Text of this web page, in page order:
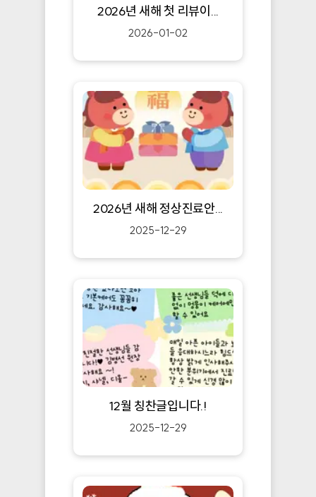
2026년 새해 첫 리뷰이...
2026-01-02
2026년 새해 정상진료안...
2025-12-29
12월 칭찬글입니다.!
2025-12-29